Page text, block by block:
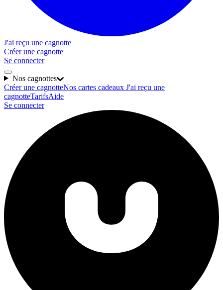
J'ai reçu une cagnotte
Créer une cagnotte
Se connecter
Nos cagnottes
Créer une cagnotteNos cartes cadeaux J'ai reçu une
cagnotteTarifsAide
Se connecter